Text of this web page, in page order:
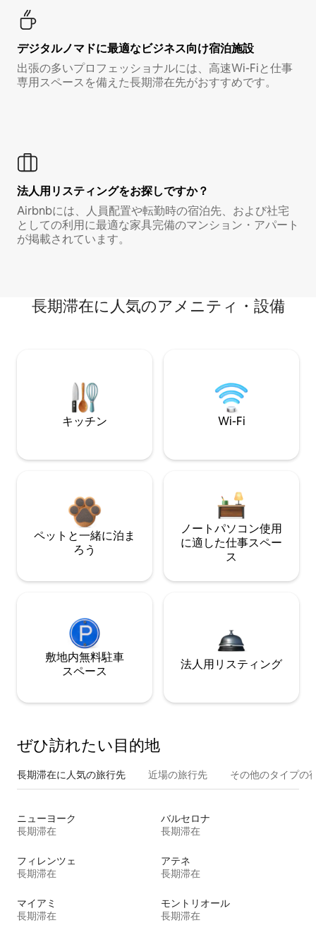
デジタルノマド⁠に最⁠適⁠なビ⁠ジ⁠ネ⁠ス⁠向⁠け宿⁠泊⁠施⁠設
出張の多いプロフェッショナルには、高速Wi-Fiと仕事
専用スペースを備えた長期滞在先がおすすめです。
法人用リスティングをお探しですか？
Airbnbには、人員配置や転勤時の宿泊先、および社宅
としての利用に最適な家具完備のマンション・アパート
が掲載されています。
長期滞在に人気のアメニティ・設備
キッチン Wi-Fi
ペットと一緒に泊ま
ろう
ノートパソコン使用
に適した仕事スペー
ス
敷地内無料駐⁠車
ス⁠ペ⁠ー⁠ス
法人用リスティング
ぜひ訪⁠れ⁠た⁠い目⁠的⁠地
長期滞在に人気の旅行先 近場の旅行先 その他のタ⁠イ⁠プ⁠の
ニューヨーク
長期滞在
バルセロナ
長期滞在
フィレンツェ
長期滞在
アテネ
長期滞在
マイアミ
長期滞在
モントリオール
長期滞在